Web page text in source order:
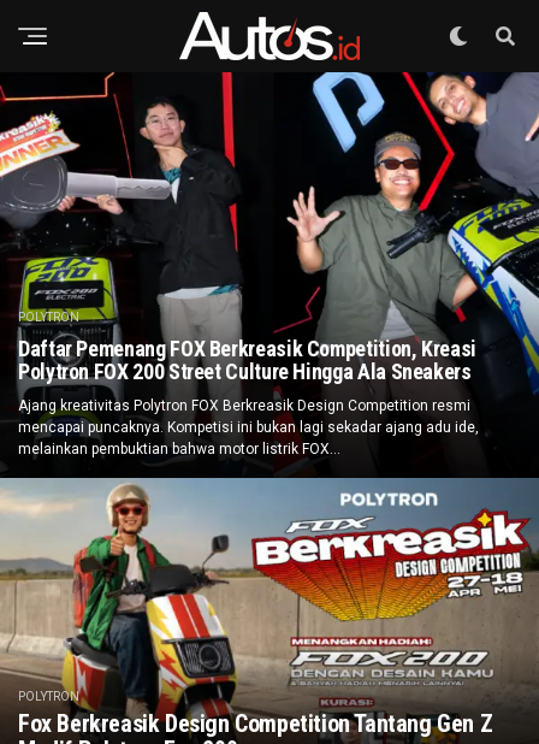
POLYTRON
Daftar Pemenang FOX Berkreasik Competition, Kreasi
Polytron FOX 200 Street Culture Hingga Ala Sneakers
Ajang kreativitas Polytron FOX Berkreasik Design Competition resmi
mencapai puncaknya. Kompetisi ini bukan lagi sekadar ajang adu ide,
melainkan pembuktian bahwa motor listrik FOX...
POLYTRON
Fox Berkreasik Design Competition Tantang Gen Z